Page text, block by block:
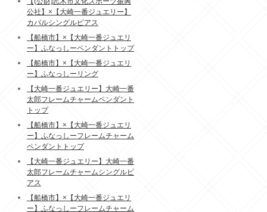
公社】×【大崎一番ジュエリー】
カパルシングルピアス
【船橋市】×【大崎一番ジュエリ
ー】ふなっしーペンダントトップ
【船橋市】×【大崎一番ジュエリ
ー】ふなっしーリング
【大崎一番ジュエリー】大崎一番
太郎フレームチャームペンダント
トップ
【船橋市】×【大崎一番ジュエリ
ー】ふなっしーフレームチャーム
ペンダントトップ
【大崎一番ジュエリー】大崎一番
太郎フレームチャームシングルピ
アス
【船橋市】×【大崎一番ジュエリ
ー】ふなっしーフレームチャーム